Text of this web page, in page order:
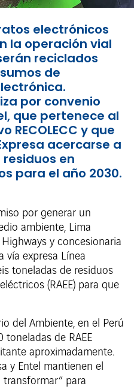
electrónicos
la operación vial
reciclados
de
por convenio
que pertenece al
RECOLECC y que
acercarse a
en
para el año 2030.
por generar un
ambiente, Lima
y concesionaria
vía expresa Línea
toneladas de residuos
(RAEE) para que
del Ambiente, en el Perú
toneladas de RAEE
aproximadamente.
y Entel mantienen el
transformar” para